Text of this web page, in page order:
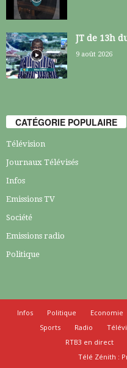
JT de 13h
9 août 2026
CATÉGORIE POPULAIRE
Télévision
Journaux Télévisés
Infos
Emissions TV
Société
Emissions radio
Politique
Infos Politique Economie
Sports
Radio
RTB3 en direct
Télé Zénith :